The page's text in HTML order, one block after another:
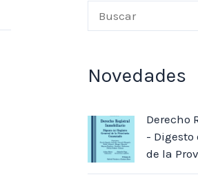
Novedades
Derecho
- Digesto
de la